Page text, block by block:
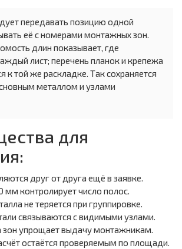
передавать позицию одной
её с номерами монтажных зон.
длин показывает, где
лист; перечень планок и крепежа
к той же раскладке. Так сохраняется
металлом и узлами
для
друг от друга ещё в заявке.
мм контролирует число полос.
не теряется при группировке.
связываются с видимыми узлами.
зон упрощает выдачу монтажникам.
остаётся проверяемым по площади.